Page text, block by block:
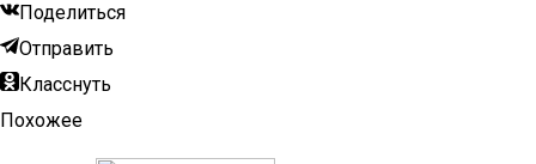
Поделиться
Отправить
Класснуть
Похожее